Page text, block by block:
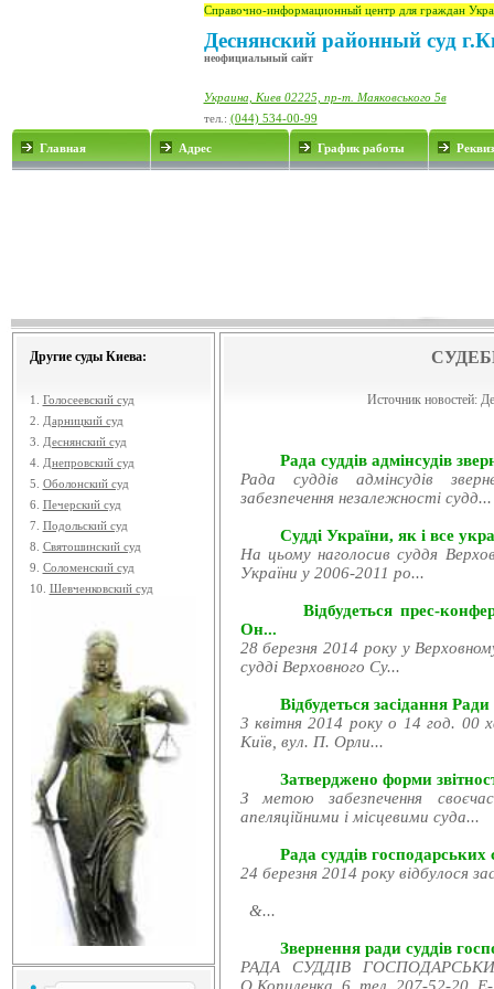
Справочно-информационный центр для граждан
Деснянский районный суд
неофициальный сайт
Украина, Киев 02225, пр-т. Маяковського 5в
тел.: (044) 534-00-99
Главная Адрес График работы
Другие суды Киева:
1. Голосеевский суд
2.
Дарницкий суд
3.
Деснянский суд
4. Днепровский суд
5. Оболонский суд
6. Печерский суд
7. Подольский суд
8. Святошинский суд
9. Соломенский суд
10. Шевченковский суд
Источник новостей:
Рада суддів адмінсудів
Рада суддів адмінсудів
забезпечення незалежності судд...
Судді України, як і все
На цьому наголосив суддя
України у 2006-2011 ро...
Відбудеться прес-
Он...
28 березня 2014 року у
судді Верховного Су...
Відбудеться засідання
3 квітня 2014 року о 14 год. 00
Київ, вул. П. Орли...
Затверджено форми
З метою забезпечення
апеляційними і місцевими суда...
Рада суддів господарських
24 березня 2014 року відбулося
&...
Звернення ради суддів
РАДА СУДДІВ